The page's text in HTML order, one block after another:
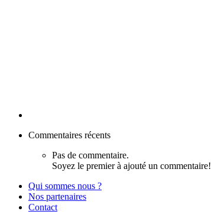
Commentaires récents
Pas de commentaire.
Soyez le premier à ajouté un commentaire!
Qui sommes nous ?
Nos partenaires
Contact